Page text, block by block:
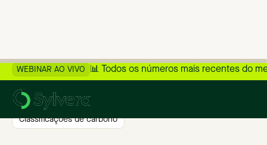
WEBINAR AO VIVO 📊 Todos os números mais recentes do
Classificações de carbono